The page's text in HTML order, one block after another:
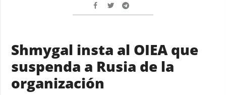
Shmygal insta al OIEA que
suspenda a Rusia de la
organización